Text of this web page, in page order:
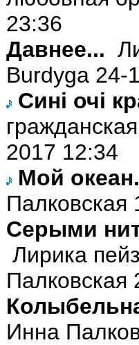
23:36
Давнее...
Burdyga 24-
Сині очі
2017 12:34
Мой
Палковская
Серыми
Лирика
Палковская
Инна